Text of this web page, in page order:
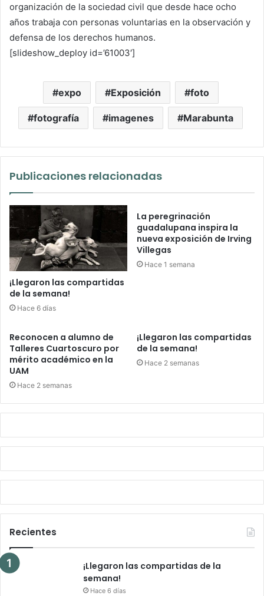
organización de la sociedad civil que desde hace ocho
años trabaja con personas voluntarias en la observación y
defensa de los derechos humanos.
[slideshow_deploy id=’61003′]
expo Exposición foto
fotografía imagenes Marabunta
Publicaciones relacionadas
¡Llegaron las compartidas
de la semana!
Hace 6 días
La peregrinación
guadalupana inspira la
nueva exposición de Irving
Villegas
Hace 1 semana
Reconocen a alumno de
Talleres Cuartoscuro por
mérito académico en la
UAM
Hace 2 semanas
¡Llegaron las compartidas
de la semana!
Hace 2 semanas
Recientes
¡Llegaron las compartidas de la
semana!
Hace 6 días